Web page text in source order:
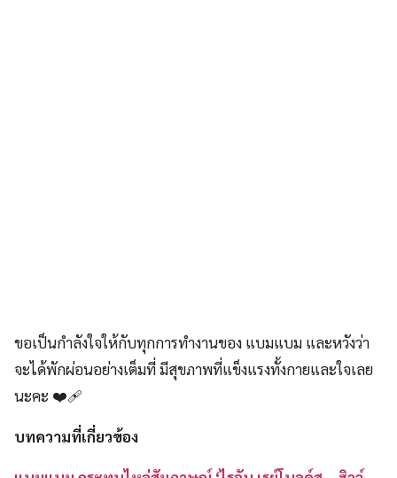
ขอเป็นกำลังใจให้กับทุกการทำงานของ แบมแบม และหวังว่า
จะได้พักผ่อนอย่างเต็มที่ มีสุขภาพที่แข็งแรงทั้งกายและใจเลย
นะคะ ❤️‍🩹
บทความที่เกี่ยวข้อง